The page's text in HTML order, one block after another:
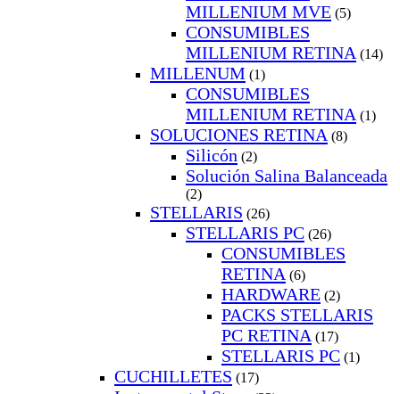
MILLENIUM MVE (5)
CONSUMIBLES
MILLENIUM RETINA (14)
MILLENUM (1)
CONSUMIBLES
MILLENIUM RETINA (1)
SOLUCIONES RETINA (8)
Silicón (2)
Solución Salina Balanceada
(2)
STELLARIS (26)
STELLARIS PC (26)
CONSUMIBLES
RETINA (6)
HARDWARE (2)
PACKS STELLARIS
PC RETINA (17)
STELLARIS PC (1)
CUCHILLETES (17)